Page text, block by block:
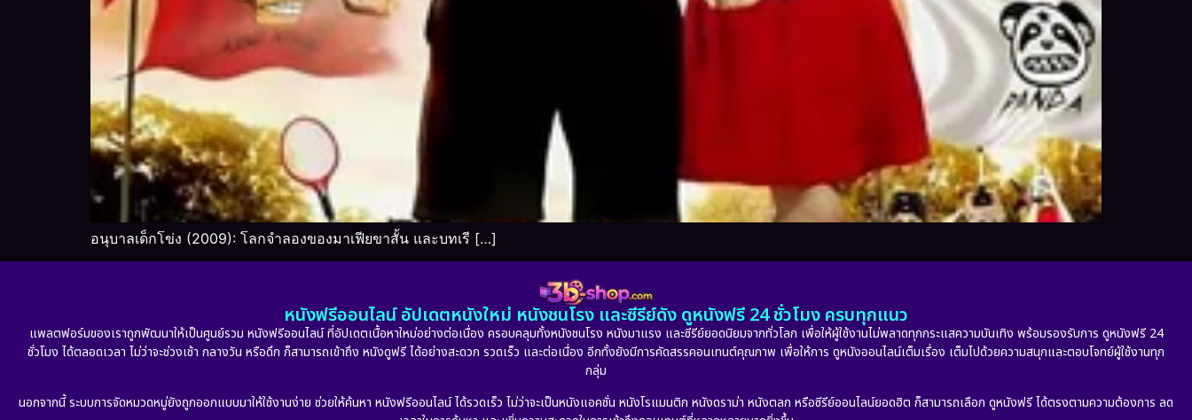
อนุบาลเด็กโข่ง (2009): โลกจำลองของมาเฟียขาสั้น และบทเรี […]
หนังฟรีออนไลน์ อัปเดตหนังใหม่ หนังชนโรง และซีรีย์ดัง ดูหนังฟรี 24 ชั่วโมง ครบทุกแนว
แพลตฟอร์มของเราถูกพัฒนาให้เป็นศูนย์รวม หนังฟรีออนไลน์ ที่อัปเดตเนื้อหาใหม่อย่างต่อเนื่อง ครอบคลุมทั้งหนังชนโรง หนังมาแรง และซีรีย์ยอดนิยมจากทั่วโลก เพื่อให้ผู้ใช้งานไม่พลาดทุกกระแสความบันเทิง พร้อมรองรับการ ดูหนังฟรี 24
ชั่วโมง ได้ตลอดเวลา ไม่ว่าจะช่วงเช้า กลางวัน หรือดึก ก็สามารถเข้าถึง หนังดูฟรี ได้อย่างสะดวก รวดเร็ว และต่อเนื่อง อีกทั้งยังมีการคัดสรรคอนเทนต์คุณภาพ เพื่อให้การ ดูหนังออนไลน์เต็มเรื่อง เต็มไปด้วยความสนุกและตอบโจทย์ผู้ใช้งานทุก
กลุ่ม
นอกจากนี้ ระบบการจัดหมวดหมู่ยังถูกออกแบบมาให้ใช้งานง่าย ช่วยให้ค้นหา หนังฟรีออนไลน์ ได้รวดเร็ว ไม่ว่าจะเป็นหนังแอคชั่น หนังโรแมนติก หนังดราม่า หนังตลก หรือซีรีย์ออนไลน์ยอดฮิต ก็สามารถเลือก ดูหนังฟรี ได้ตรงตามความต้องการ ลด